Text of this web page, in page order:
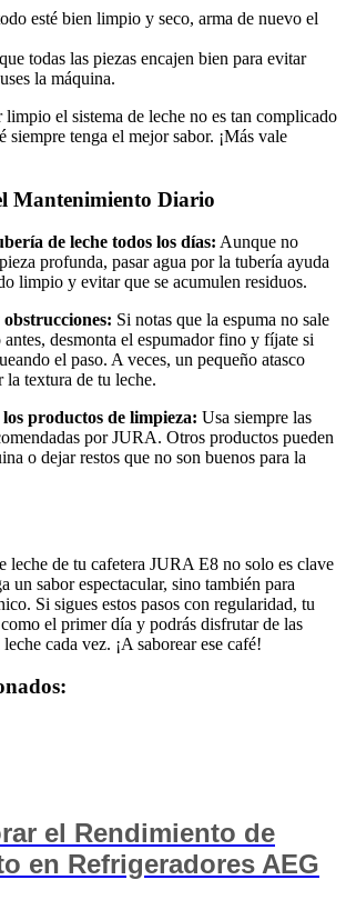
esté bien limpio y seco, arma de nuevo el
todas las piezas encajen bien para evitar
la máquina.
limpio el sistema de leche no es tan complicado
siempre tenga el mejor sabor. ¡Más vale
Mantenimiento Diario
de leche todos los días: Aunque no
profunda, pasar agua por la tubería ayuda
limpio y evitar que se acumulen residuos.
Si notas que la espuma no sale
desmonta el espumador fino y fíjate si
el paso. A veces, un pequeño atasco
la textura de tu leche.
productos de limpieza: Usa siempre las
por JURA. Otros productos pueden
o dejar restos que no son buenos para la
leche de tu cafetera JURA E8 no solo es clave
un sabor espectacular, sino también para
Si sigues estos pasos con regularidad, tu
el primer día y podrás disfrutar de las
cada vez. ¡A saborear ese café!
el Rendimiento de
en Refrigeradores AEG